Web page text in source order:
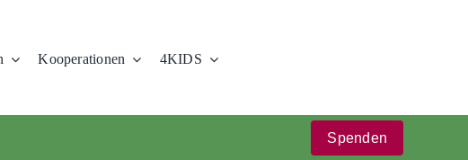
Kooperationen 4KIDS
Spenden